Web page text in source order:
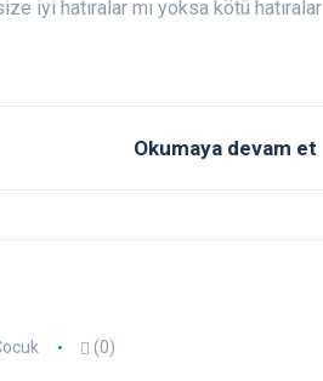
iyi hatıralar mı yoksa kötü hatıralar
Okumaya devam et
(0)